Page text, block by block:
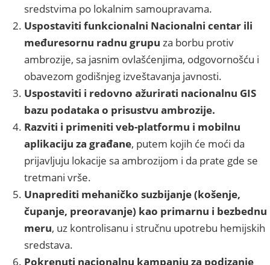
sredstvima po lokalnim samoupravama.
Uspostaviti funkcionalni Nacionalni centar ili
međuresornu radnu grupu za borbu protiv
ambrozije, sa jasnim ovlašćenjima, odgovornošću i
obavezom godišnjeg izveštavanja javnosti.
Uspostaviti i redovno ažurirati nacionalnu GIS
bazu podataka o prisustvu ambrozije.
Razviti i primeniti veb-platformu i mobilnu
aplikaciju za građane, putem kojih će moći da
prijavljuju lokacije sa ambrozijom i da prate gde se
tretmani vrše.
Unaprediti mehaničko suzbijanje (košenje,
čupanje, preoravanje) kao primarnu i bezbednu
meru, uz kontrolisanu i stručnu upotrebu hemijskih
sredstava.
Pokrenuti nacionalnu kampanju za podizanje